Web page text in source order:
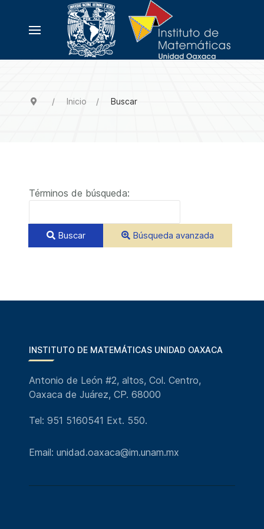
Inicio Buscar
Formulario de búsqueda
Términos de búsqueda:
Buscar Búsqueda avanzada
INSTITUTO DE MATEMÁTICAS UNIDAD OAXACA
Antonio de León #2, altos, Col. Centro,
Oaxaca de Juárez, CP. 68000
Tel: 951 5160541 Ext. 550.
Email: unidad.oaxaca@im.unam.mx